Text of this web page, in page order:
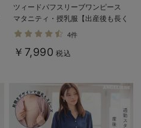
ツィードパフスリーブワンピース
マタニティ・授乳服【出産後も長く
使える】
4件
￥7,990 税込